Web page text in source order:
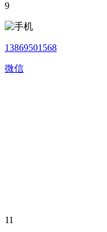
9
13869501568
微信
11